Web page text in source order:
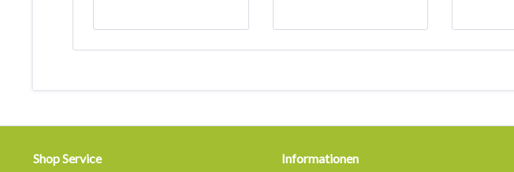
Shop Service Informationen